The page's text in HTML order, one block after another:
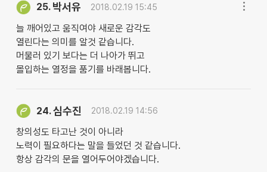
25. 박서유 2018.02.19 15:45
늘 깨어있고 움직여야 새로운 감각도
열린다는 의미를 알것 같습니다.
머물러 있기 보다는 더 나아가 뛰고
몰입하는 열정을 품기를 바래봅니다.
24.심수진 2018.02.19 14:56
창의성도 타고난 것이 아니라
노력이 필요하다는 말을 들었던 것 같습니다.
항상 감각의 문을 열어두어야겠습니다.